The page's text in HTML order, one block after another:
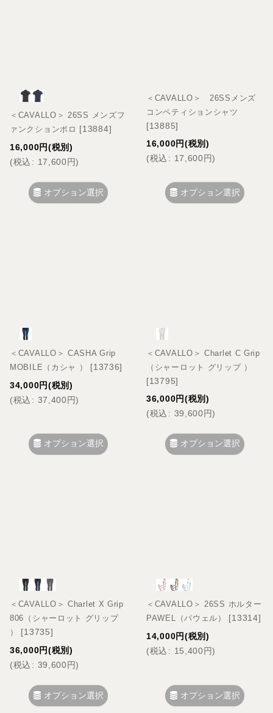
＜CAVALLO＞ 26SS メンズフ
ァンクションポロ [13884]
16,000円(税別)
(税込 : 17,600円)
オプション選択
＜CAVALLO＞ 26SSメンズ
コンペティションシャツ
[13885]
16,000円(税別)
(税込 : 17,600円)
オプション選択
＜CAVALLO＞ CASHA Grip
MOBILE（カシャ ） [13736]
34,000円(税別)
(税込 : 37,400円)
オプション選択
＜CAVALLO＞ Charlet C Grip
（シャーロット グリップ ）
[13795]
36,000円(税別)
(税込 : 39,600円)
オプション選択
＜CAVALLO＞ Charlet X Grip
806（シャーロット グリップ
） [13735]
36,000円(税別)
(税込 : 39,600円)
オプション選択
＜CAVALLO＞ 26SS ホルター
PAWEL（パウェル）
[13314]
14,000円(税別)
(税込 : 15,400円)
オプション選択